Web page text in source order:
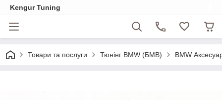
Kengur Tuning
Товари та послуги Тюнінг BMW (БМВ) BMW